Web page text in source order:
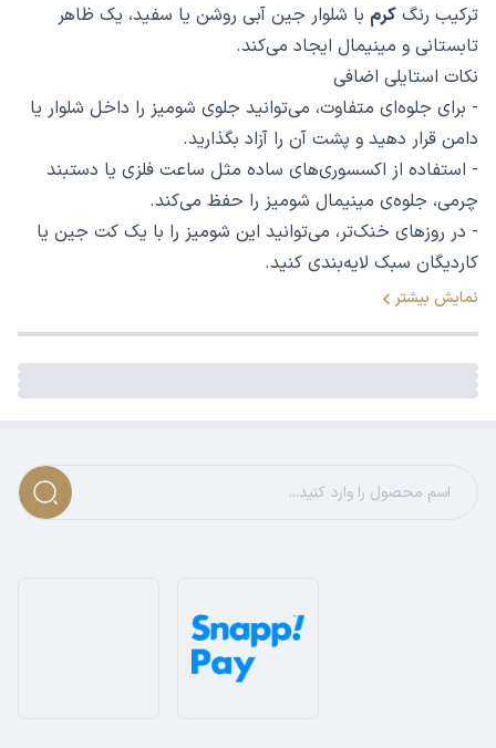
ترکیب رنگ کرم با شلوار جین آبی روشن یا سفید، یک ظاهر
تابستانی و مینیمال ایجاد می‌کند.
نکات استایلی اضافی
- برای جلوه‌ای متفاوت، می‌توانید جلوی شومیز را داخل شلوار یا
دامن قرار دهید و پشت آن را آزاد بگذارید.
- استفاده از اکسسوری‌های ساده مثل ساعت فلزی یا دستبند
چرمی، جلوه‌ی مینیمال شومیز را حفظ می‌کند.
- در روزهای خنک‌تر، می‌توانید این شومیز را با یک کت جین یا
کاردیگان سبک لایه‌بندی کنید.
نمایش بیشتر